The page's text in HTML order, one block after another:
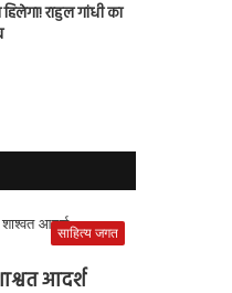
राहुल गांधी का
साहित्य जगत
आदर्श